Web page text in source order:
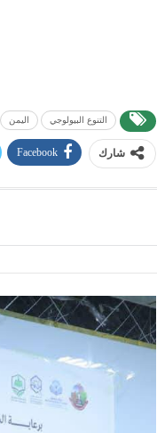
التنوع البيولوجي اليمن
شارك Facebook